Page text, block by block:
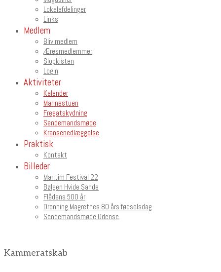
Lokalafdelinger
Links
Medlem
Bliv medlem
Æresmedlemmer
Slopkisten
Login
Aktiviteter
Kalender
Marinestuen
Fregatskydning
Sendemandsmøde
Kransenedlæggelse
Praktisk
Kontakt
Billeder
Maritim Festival 22
Bølgen Hvide Sande
Flådens 500 år
Dronning Magrethes 80 års fødselsdag
Sendemandsmøde Odense
Kammeratskab